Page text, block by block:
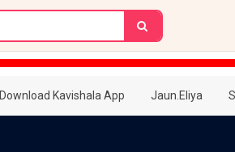
Download Kavishala App Jaun.Eliya